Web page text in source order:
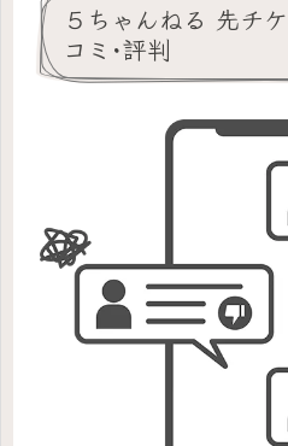
５ちゃんねる 先チ
コミ･評判